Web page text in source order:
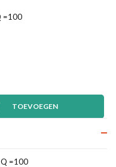
=100
TOEVOEGEN
=100